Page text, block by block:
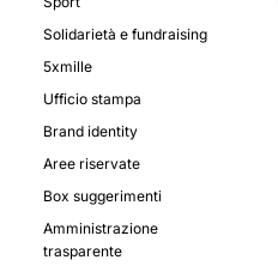
Solidarietà e fundraising
5xmille
Ufficio stampa
Brand identity
Aree riservate
Box suggerimenti
Amministrazione
trasparente